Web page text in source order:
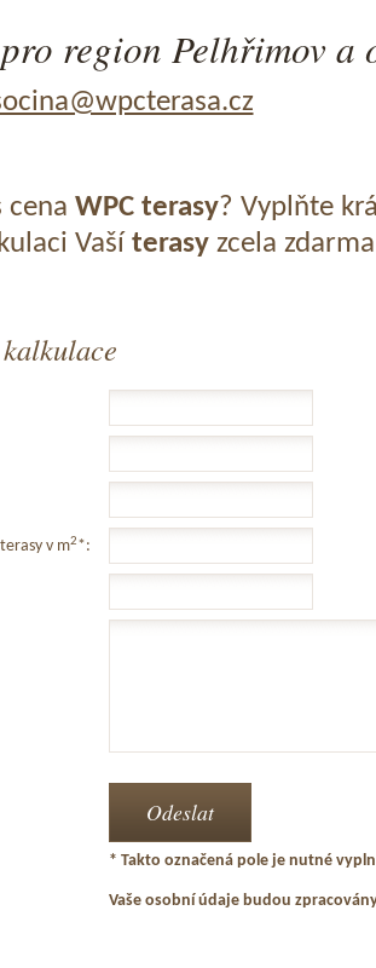
region Pelhřimov a
cena WPC terasy? Vyplňte
Vaší terasyzcela
v m2*:
* Takto označená pole je nutné
Vaše osobní údaje budou